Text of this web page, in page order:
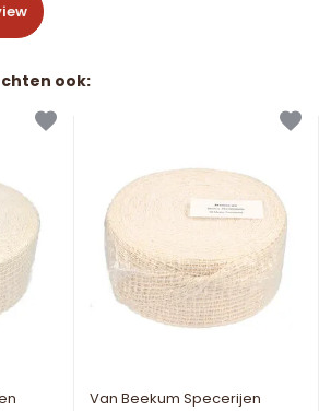
ook:
Van Beekum Specerijen